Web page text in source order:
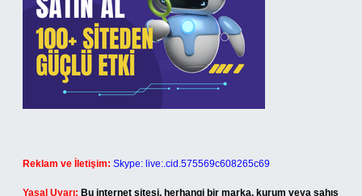
Reklam ve İletişim: Skype: live:.cid.575569c608265c69
Yasal Uyarı: Bu internet sitesi, herhangi bir marka, kurum veya şahıs